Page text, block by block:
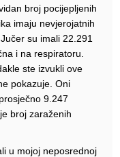
broj pocijepljenih
imaju nevjerojatnih
su imali 22.291
i na respiratoru.
ste izvukli ove
pokazuje. Oni
9.247
broj zaraženih
u mojoj neposrednoj